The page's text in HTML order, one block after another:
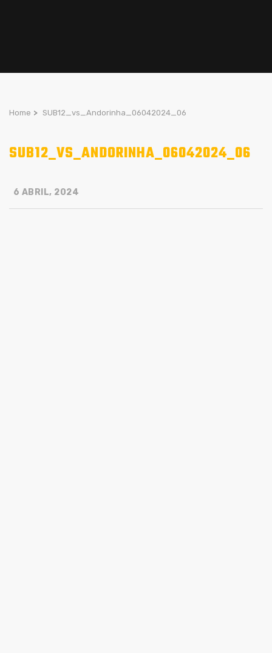
Home > SUB12_vs_Andorinha_06042024_06
SUB12_VS_ANDORINHA_06042024_06
6 ABRIL, 2024